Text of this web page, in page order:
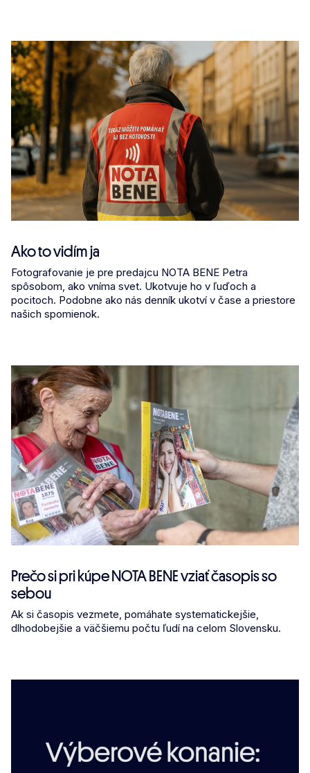
Ako to vidím ja
Fotografovanie je pre predajcu NOTA BENE Petra
spôsobom, ako vníma svet. Ukotvuje ho v ľuďoch a
pocitoch. Podobne ako nás denník ukotví v čase a priestore
našich spomienok.
Prečo si pri kúpe NOTA BENE vziať časopis so
sebou
Ak si časopis vezmete, pomáhate systematickejšie,
dlhodobejšie a väčšiemu počtu ľudí na celom Slovensku.